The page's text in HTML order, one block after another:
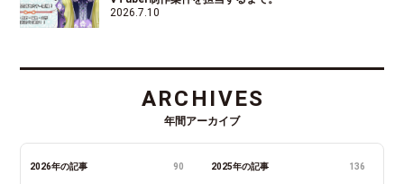
2026.7.10
ARCHIVES
年間アーカイブ
2026年の記事 90 2025年の記事 136